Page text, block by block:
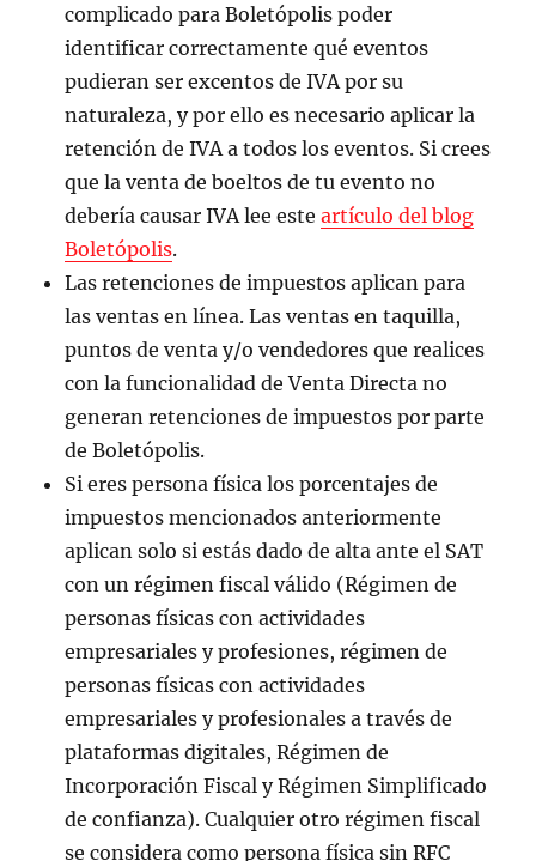
complicado para Boletópolis poder
identificar correctamente qué eventos
pudieran ser excentos de IVA por su
naturaleza, y por ello es necesario aplicar la
retención de IVA a todos los eventos. Si crees
que la venta de boeltos de tu evento no
debería causar IVA lee esteartículo del blog
Boletópolis.
Las retenciones de impuestos aplican para
las ventas en línea. Las ventas en taquilla,
puntos de venta y/o vendedores que realices
con la funcionalidad de Venta Directa no
generan retenciones de impuestos por parte
de Boletópolis.
Si eres persona física los porcentajes de
impuestos mencionados anteriormente
aplican solo si estás dado de alta ante el SAT
con un régimen fiscal válido (Régimen de
personas físicas con actividades
empresariales y profesiones, régimen de
personas físicas con actividades
empresariales y profesionales a través de
plataformas digitales, Régimen de
Incorporación Fiscal y Régimen Simplificado
de confianza). Cualquier otro régimen fiscal
se considera como persona física sin RFC